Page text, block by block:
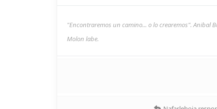
"Encontraremos un camino... o lo crearemos". Anibal
Molon labe.